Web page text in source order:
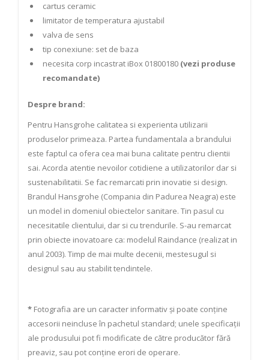
cartus ceramic
limitator de temperatura ajustabil
valva de sens
tip conexiune: set de baza
necesita corp incastrat iBox 01800180 (vezi produse
recomandate)
Despre brand:
Pentru Hansgrohe calitatea si experienta utilizarii
produselor primeaza. Partea fundamentala a brandului
este faptul ca ofera cea mai buna calitate pentru clientii
sai. Acorda atentie nevoilor cotidiene a utilizatorilor dar si
sustenabilitatii. Se fac remarcati prin inovatie si design.
Brandul Hansgrohe (Compania din Padurea Neagra) este
un model in domeniul obiectelor sanitare. Tin pasul cu
necesitatile clientului, dar si cu trendurile. S-au remarcat
prin obiecte inovatoare ca: modelul Raindance (realizat in
anul 2003). Timp de mai multe decenii, mestesugul si
designul sau au stabilit tendintele.
* Fotografia are un caracter informativ și poate conține
accesorii neincluse în pachetul standard; unele specificații
ale produsului pot fi modificate de către producător fără
preaviz, sau pot conține erori de operare.